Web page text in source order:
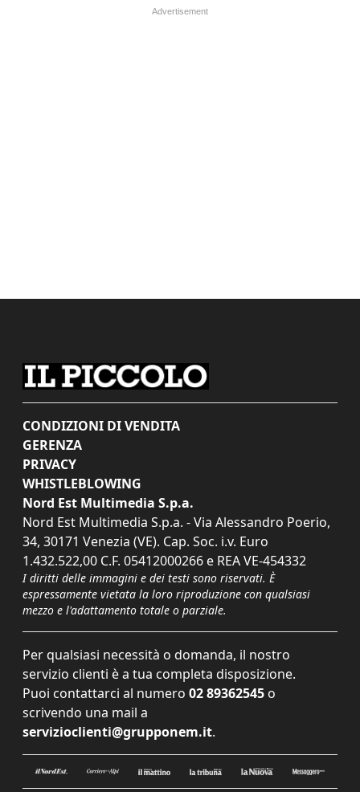
CONDIZIONI DI VENDITA
GERENZA
PRIVACY
WHISTLEBLOWING
Nord Est Multimedia S.p.a.
Nord Est Multimedia S.p.a. - Via Alessandro Poerio,
34, 30171 Venezia (VE). Cap. Soc. i.v. Euro
1.432.522,00 C.F. 05412000266 e REA VE-454332
I diritti delle immagini e dei testi sono riservati. È
espressamente vietata la loro riproduzione con qualsiasi
mezzo e l'adattamento totale o parziale.
Per qualsiasi necessità o domanda, il nostro
servizio clienti è a tua completa disposizione.
Puoi contattarci al numero 02 89362545 o
scrivendo una mail a
servizioclienti@grupponem.it.